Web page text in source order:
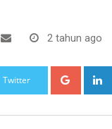
2 tahun ago
Twitter Google+